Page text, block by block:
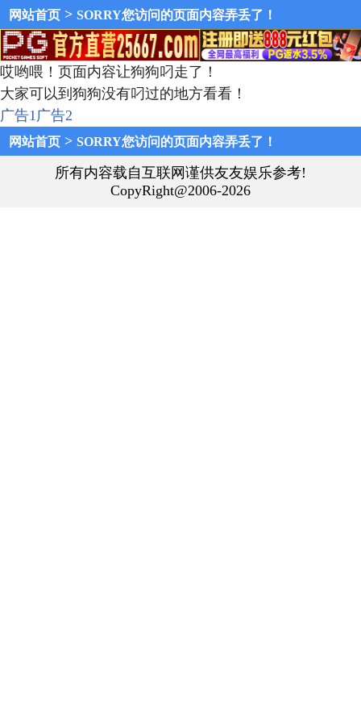
网站首页 > SORRY您访问的页面内容弄丢了！
哎哟喂！页面内容让狗狗叼走了！
大家可以到狗狗没有叼过的地方看看！
广告1广告2
网站首页 > SORRY您访问的页面内容弄丢了！
所有内容载自互联网谨供友友娱乐参考!
CopyRight@2006-2026